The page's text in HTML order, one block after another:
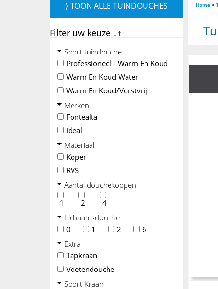
⟩ TOON ALLE TUINDOUCHES
Filter uw keuze ↓↑
Soort tuindouche
Professioneel - Warm En Koud
Warm En Koud Water
Warm En Koud/vorstvrij
Merken
Fontealta
Ideal
Materiaal
Koper
RVS
Aantal douchekoppen
1
2
4
Lichaamsdouche
0
1 2
6
Extra
Tapkraan
Voetendouche
Soort Kraan
Home >